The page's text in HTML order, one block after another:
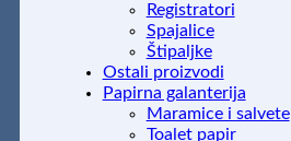
Registratori
Spajalice
Štipaljke
Ostali proizvodi
Papirna galanterija
Maramice i salvete
Toalet papir